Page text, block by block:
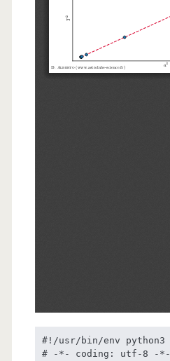
#!/usr/bin/env python3
# -*- coding: utf-8 -*-